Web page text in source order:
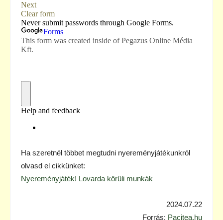
Ha szeretnél többet megtudni nyereményjátékunkról
olvasd el cikkünket:
Nyereményjáték! Lovarda körüli munkák
2024.07.22
Forrás: Pacitea.hu